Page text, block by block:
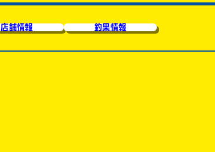
店舗情報 釣果情報